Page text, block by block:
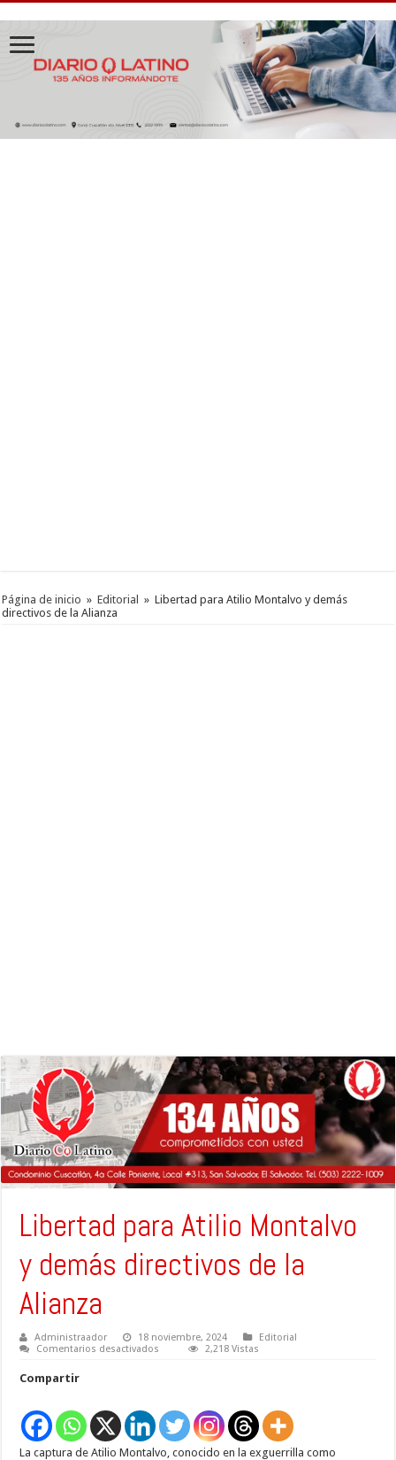
Página de inicio » Editorial » Libertad para Atilio Montalvo y demás
directivos de la Alianza
Libertad para Atilio Montalvo
y demás directivos de la
Alianza
Administraador 18 noviembre, 2024
Editorial
Comentarios desactivados
demás
directivos
de
la
2,218 Vistas
Compartir
La captura de Atilio Montalvo, conocido en la exguerrilla como